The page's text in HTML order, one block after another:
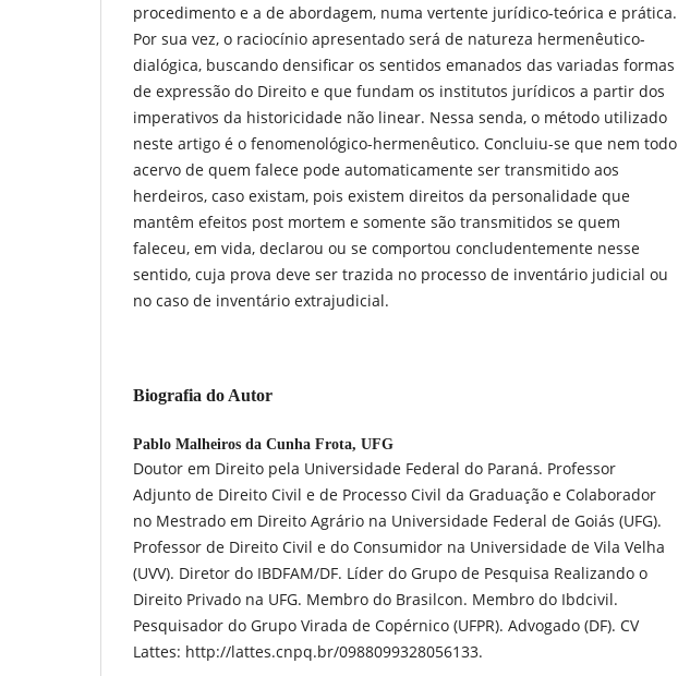
procedimento e a de abordagem, numa vertente jurídico-teórica e prática.
Por sua vez, o raciocínio apresentado será de natureza hermenêutico-
dialógica, buscando densificar os sentidos emanados das variadas formas
de expressão do Direito e que fundam os institutos jurídicos a partir dos
imperativos da historicidade não linear. Nessa senda, o método utilizado
neste artigo é o fenomenológico-hermenêutico. Concluiu-se que nem todo
acervo de quem falece pode automaticamente ser transmitido aos
herdeiros, caso existam, pois existem direitos da personalidade que
mantêm efeitos post mortem e somente são transmitidos se quem
faleceu, em vida, declarou ou se comportou concludentemente nesse
sentido, cuja prova deve ser trazida no processo de inventário judicial ou
no caso de inventário extrajudicial.
Biografia do Autor
Pablo Malheiros da Cunha Frota, UFG
Doutor em Direito pela Universidade Federal do Paraná. Professor
Adjunto de Direito Civil e de Processo Civil da Graduação e Colaborador
no Mestrado em Direito Agrário na Universidade Federal de Goiás (UFG).
Professor de Direito Civil e do Consumidor na Universidade de Vila Velha
(UVV). Diretor do IBDFAM/DF. Líder do Grupo de Pesquisa Realizando o
Direito Privado na UFG. Membro do Brasilcon. Membro do Ibdcivil.
Pesquisador do Grupo Virada de Copérnico (UFPR). Advogado (DF). CV
Lattes: http://lattes.cnpq.br/0988099328056133.